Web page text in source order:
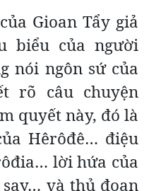
Gioan Tẩy giả
biểu của người
nói ngôn sứ của
rõ câu chuyện
quyết này, đó là
Hêrôđê… điệu
lời hứa của
và thủ đoạn